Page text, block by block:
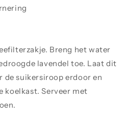
Breng het water
lavendel toe. Laat dit
de suikersiroop erdoor en
koelkast. Serveer met